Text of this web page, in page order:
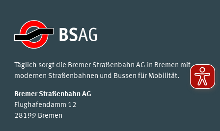
Täglich sorgt die Bremer Straßenbahn AG in Bremen mit
modernen Straßenbahnen und Bussen für Mobilität.
Bremer Straßenbahn AG
Flughafendamm 12
28199 Bremen